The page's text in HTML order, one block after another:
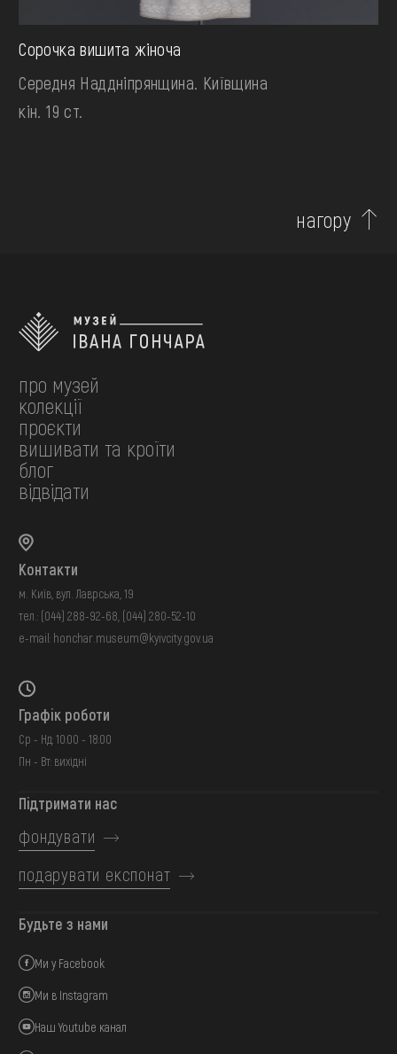
Сорочка вишита жіноча
Середня Наддніпрянщина. Київщина
кін. 19 ст.
нагору
про музей
колекції
проєкти
вишивати та кроїти
блог
відвідати
Контакти
м. Київ, вул. Лаврська, 19
тел.: (044) 288-92-68 (044) 280-52-10
e-mail: honchar.museum@kyivcity.gov.ua
Графік роботи
Ср - Нд: 10:00 - 18:00
Пн - Вт: вихідні
Підтримати нас
фондувати
подарувати експонат
Будьте з нами
Ми у Facebook
Ми в Instagram
Наш Youtube канал